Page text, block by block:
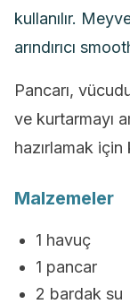
kullanılır.
arındırıcı
Pancarı,
ve kurtarmayı
hazırlamak
Malzemeler
1 havuç
1 pancar
2 bardak su